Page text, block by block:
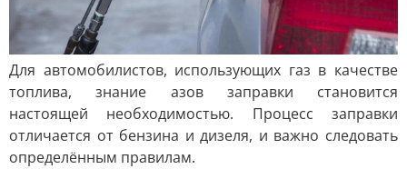
Для автомобилистов, использующих газ в качестве
топлива, знание азов заправки становится
настоящей необходимостью. Процесс заправки
отличается от бензина и дизеля, и важно следовать
определённым правилам.